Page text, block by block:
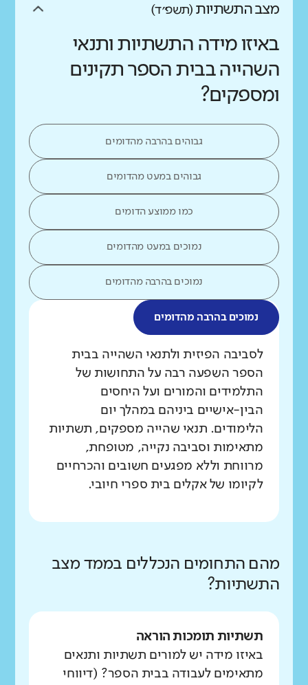
מצב התשתיות (תשפ״ד)
באיזו מידה התשתיות ותנאי
השהייה בבית הספר תקינים
ומספקים?
גבוהים בהרבה מהדומים
גבוהים במעט מהדומים
כמו ממוצע הדומים
נמוכים במעט מהדומים
נמוכים בהרבה מהדומים
נמוכים בהרבה מהדומים
מה בדקנו?
לסביבה הפיזית ולתנאי השהייה בבית
הספר השפעה רבה על התחושות של
התלמידים והמורים ועל היחסים
הבין-אישיים ביניהם במהלך יום
הלימודים. תנאי שהייה מספקים, תשתיות
מתאימות וסביבה נקייה, מטופחת,
מרווחת וללא מפגעים חשובים והכרחיים
לקיומו של אקלים בית ספרי חיובי.
מהם התחומים הנכללים בממד מצב
התשתיות?
תשתיות תומכות הוראה
באיזו מידה יש למורים תשתיות ותנאים
מתאימים לעבודה בבית הספר? (דיווחי